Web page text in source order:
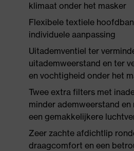
klimaat onder het masker
Flexibele textiele
individuele aanpassing
Uitademventiel ter
uitademweerstand en ter
en vochtigheid onder het
Twee extra filters met
minder ademweerstand
een gemakkelijkere
Zeer zachte afdichtlip
draagcomfort en een